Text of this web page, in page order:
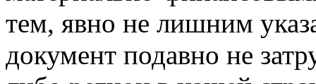
тем, явно не лишним
документ подавно не